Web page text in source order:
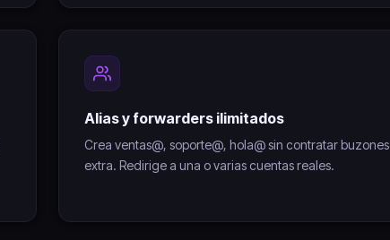
Alias y forwarders ilimitados
Crea ventas@, soporte@, hola@ sin contratar buzones
extra. Redirige a una o varias cuentas reales.